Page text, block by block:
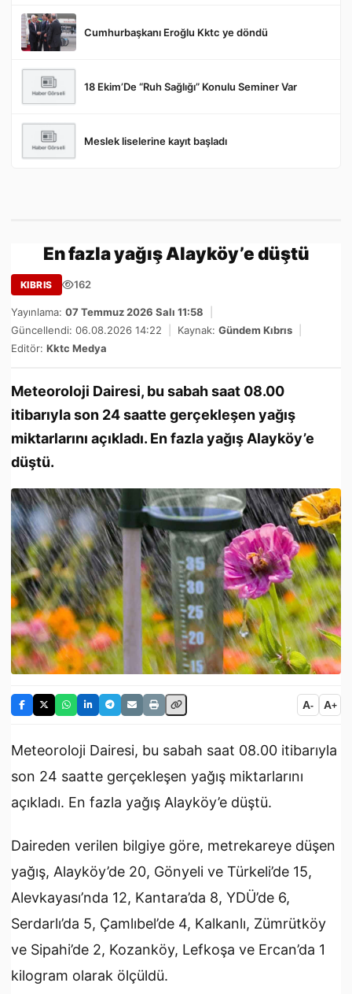
Cumhurbaşkanı Eroğlu Kktc ye döndü
18 Ekim’De “Ruh Sağlığı” Konulu Seminer Var
Meslek liselerine kayıt başladı
En fazla yağış Alayköy’e düştü
KIBRIS 162
Yayınlama: 07 Temmuz 2026 Salı 11:58
Güncellendi: 06.08.2026 14:22
Kaynak: Gündem Kıbrıs
Editör: Kktc Medya
Meteoroloji Dairesi, bu sabah saat 08.00
itibarıyla son 24 saatte gerçekleşen yağış
miktarlarını açıkladı. En fazla yağış Alayköy’e
düştü.
A- A+
Meteoroloji Dairesi, bu sabah saat 08.00 itibarıyla
son 24 saatte gerçekleşen yağış miktarlarını
açıkladı. En fazla yağış Alayköy’e düştü.
Daireden verilen bilgiye göre, metrekareye düşen
yağış, Alayköy’de 20, Gönyeli ve Türkeli’de 15,
Alevkayası’nda 12, Kantara’da 8, YDÜ’de 6,
Serdarlı’da 5, Çamlıbel’de 4, Kalkanlı, Zümrütköy
ve Sipahi’de 2, Kozanköy, Lefkoşa ve Ercan’da 1
kilogram olarak ölçüldü.